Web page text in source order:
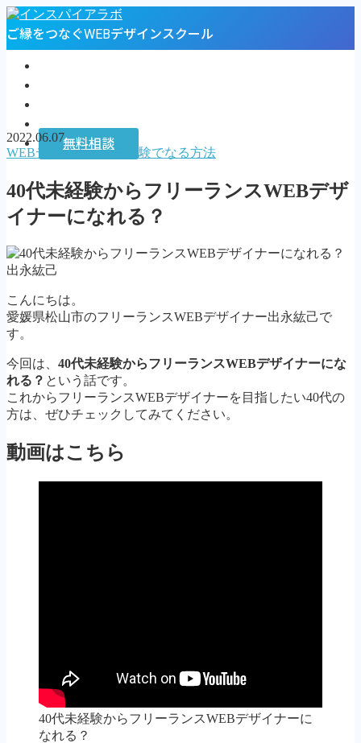
ご縁をつなぐWEBデザインスクール
インスパイアラボ
無料相談
トップページ
プロフィール
インスパイアラボ
無料相談
Follow Me
2022.06.07
WEBデザイナーに未経験でなる方法
40代未経験からフリーランスWEBデザ
イナーになれる？
出永紘己
こんにちは。
愛媛県松山市のフリーランスWEBデザイナー出永紘己で
す。
今回は、 40代未経験からフリーランスWEBデザイナーにな
れる？ という話です。
これからフリーランスWEBデザイナーを目指したい40代の
方は、ぜひチェックしてみてください。
動画はこちら
40代未経験からフリーランスWEBデザイナーに
なれる？